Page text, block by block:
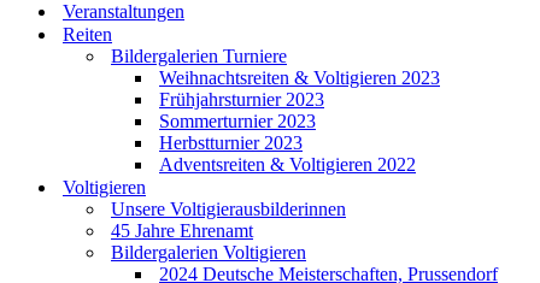
Veranstaltungen
Reiten
Bildergalerien Turniere
Weihnachtsreiten & Voltigieren 2023
Frühjahrsturnier 2023
Sommerturnier 2023
Herbstturnier 2023
Adventsreiten & Voltigieren 2022
Voltigieren
Unsere Voltigierausbilderinnen
45 Jahre Ehrenamt
Bildergalerien Voltigieren
2024 Deutsche Meisterschaften, Prussendorf